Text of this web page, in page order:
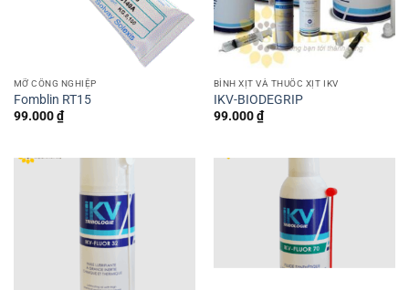
MỠ CÔNG NGHIỆP
Fomblin RT15
99.000₫
BÌNH XỊT VÀ THUỐC XỊT IKV
IKV-BIODEGRIP
99.000₫